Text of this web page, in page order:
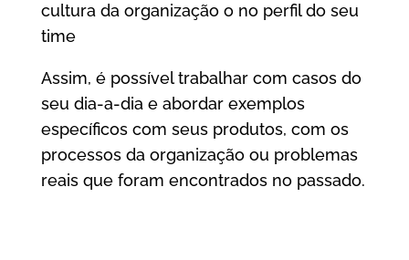
cultura da organização o no perfil do seu
time
Assim, é possível trabalhar com casos do
seu dia-a-dia e abordar exemplos
específicos com seus produtos, com os
processos da organização ou problemas
reais que foram encontrados no passado.